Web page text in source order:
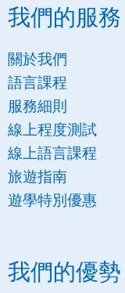
我們的服務
關於我們
語言課程
服務細則
線上程度測試
線上語言課程
旅遊指南
遊學特別優惠
我們的優勢